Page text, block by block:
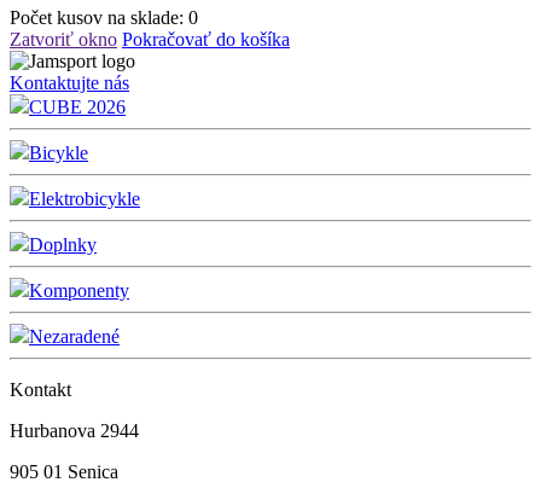
Počet kusov na sklade: 0
Zatvoriť okno Pokračovať do košíka
Kontaktujte nás
CUBE 2026
Bicykle
Elektrobicykle
Doplnky
Komponenty
Nezaradené
Kontakt
Hurbanova 2944
905 01 Senica